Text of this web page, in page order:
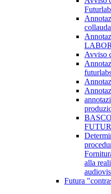
Avviso
alla
Futura